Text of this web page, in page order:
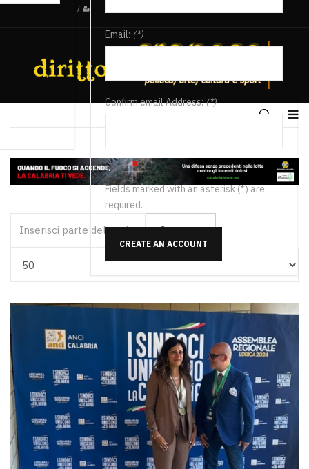
/
Email: (*)
Confirm email Address:(*)
Fields marked with an asterisk (*) are
required.
CREATE AN ACCOUNT